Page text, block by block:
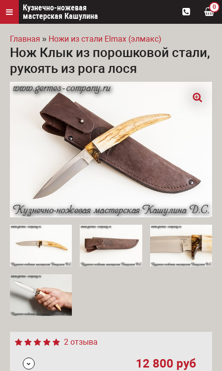
Кузнечно-ножевая
мастерская Кашулина
0
Вы здесь
Главная » Ножи из стали Elmax (элмакс)
Нож Клык из порошковой стали,
рукоять из рога лося
2 отзыва
12 800 руб